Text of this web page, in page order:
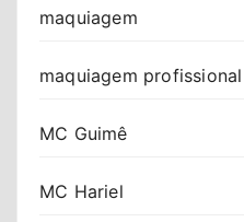
maquiagem
maquiagem profissional
MC Guimê
MC Hariel